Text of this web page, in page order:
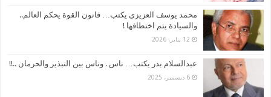
محمد يوسف العزيزي يكتب… قانون القوة يحكم العالم..
والسيادة يتم اختطافها !
12 يناير، 2026
عبدالسلام بدر يكتب… ناس . وناس بين التبذير والحرمان ..!!
6 ديسمبر، 2025